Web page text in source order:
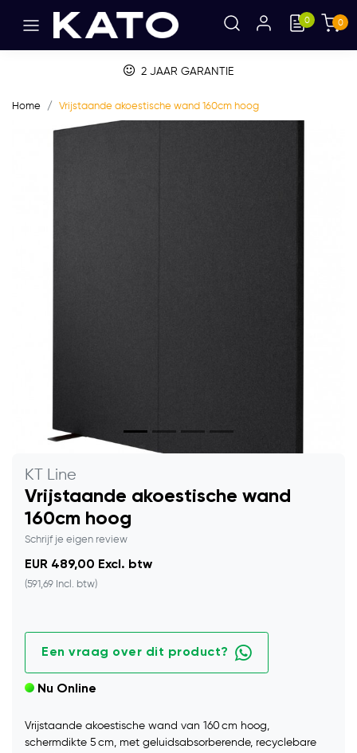
0 0
2 JAAR GARANTIE
Home Vrijstaande akoestische wand 160cm hoog
KT Line
Vrijstaande akoestische wand
160cm hoog
Schrijf je eigen review
EUR 489,00 Excl. btw
(591,69 Incl. btw)
Een vraag over dit product?
Nu Online
Vrijstaande akoestische wand van 160 cm hoog,
schermdikte 5 cm, met geluidsabsorberende, recyclebare